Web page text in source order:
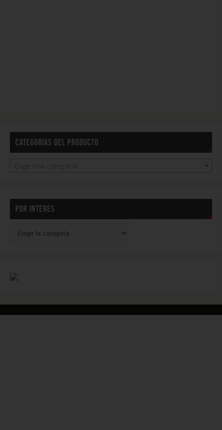
CATEGORÍAS DEL PRODUCTO
POR INTERES